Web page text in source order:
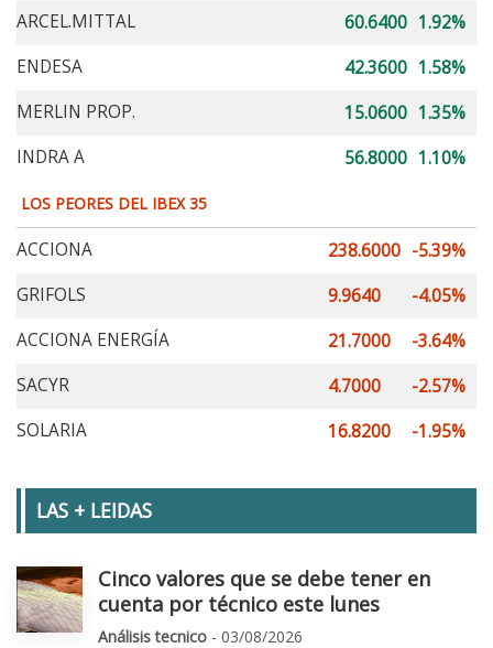
ARCEL.MITTAL
60.6400 1.92%
ENDESA
42.3600 1.58%
MERLIN PROP.
15.0600 1.35%
INDRA A
56.8000 1.10%
LOS PEORES DEL IBEX 35
ACCIONA 238.6000 -5.39%
GRIFOLS
9.9640
-4.05%
ACCIONA ENERGÍA
21.7000
-3.64%
SACYR
4.7000
-2.57%
SOLARIA
16.8200 -1.95%
LAS + LEIDAS
Cinco valores que se debe tener en
cuenta por técnico este lunes
Análisis tecnico - 03/08/2026